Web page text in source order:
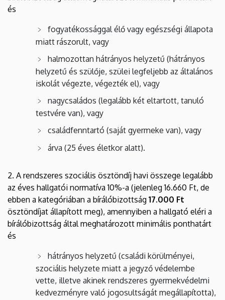
és
fogyatékossággal élő vagy egészségi állapota
miatt rászorult, vagy
halmozottan hátrányos helyzetű (hátrányos
helyzetű és szülője, szülei legfeljebb az általános
iskolát végezte, végezték el), vagy
nagycsaládos (legalább két eltartott, tanuló
testvére van), vagy
családfenntartó (saját gyermeke van), vagy
árva (25 éves életkor alatt).
2. A rendszeres szociális ösztöndíj havi összege legalább
az éves hallgatói normatíva 10%-a (jelenleg 16.660 Ft, de
ebben a kategóriában a bírálóbizottság 17.000 Ft
ösztöndíjat állapított meg), amennyiben a hallgató eléri a
bírálóbizottság által meghatározott minimális ponthatárt
és
hátrányos helyzetű (családi körülményei,
szociális helyzete miatt a jegyző védelembe
vette, illetve akinek rendszeres gyermekvédelmi
kedvezményre való jogosultságát megállapította),